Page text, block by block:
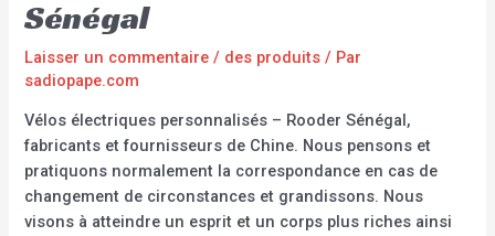
Sénégal
Laisser un commentaire / des produits / Par
sadiopape.com
Vélos électriques personnalisés – Rooder Sénégal,
fabricants et fournisseurs de Chine. Nous pensons et
pratiquons normalement la correspondance en cas de
changement de circonstances et grandissons. Nous
visons à atteindre un esprit et un corps plus riches ainsi